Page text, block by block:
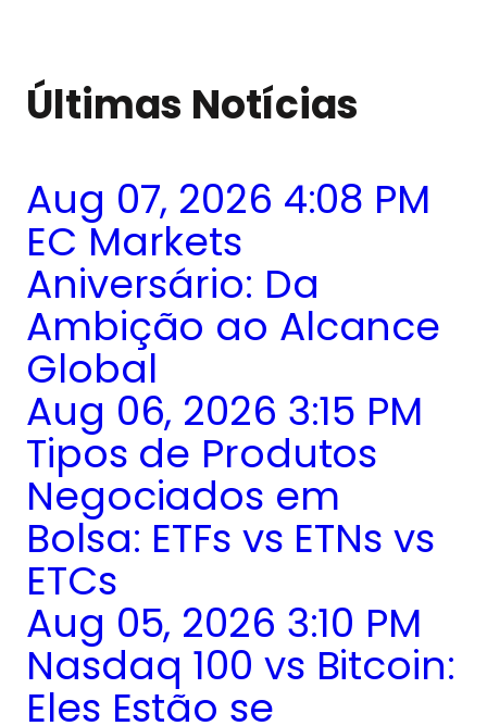
Últimas Notícias
Aug 07, 2026 4:08 PM
EC Markets
Aniversário: Da
Ambição ao Alcance
Global
Aug 06, 2026 3:15 PM
Tipos de Produtos
Negociados em
Bolsa: ETFs vs ETNs vs
ETCs
Aug 05, 2026 3:10 PM
Nasdaq 100 vs Bitcoin:
Eles Estão se